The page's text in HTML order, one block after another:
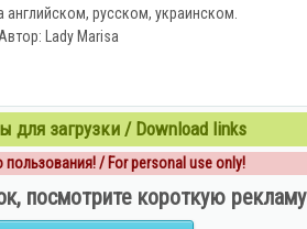
английском, русском, украинском.
Автор: Lady Marisa
для загрузки / Download links
пользования! / For personal use only!
посмотрите короткую рекламу